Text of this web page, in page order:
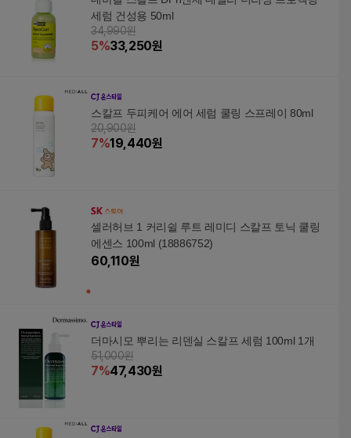
세럼 건성용 50ml
34,990원
5%33,250원
스칼프 두피케어 에어 세럼 쿨링 스프레이 80ml
20,900원
7%19,440원
셀러허브 1 커리쉴 루트 레미디 스칼프 토닉 쿨링
에센스 100ml (18886752)
60,110원
더마시모 뿌리는 리덴실 스칼프 세럼 100ml 1개
51,000원
7%47,430원